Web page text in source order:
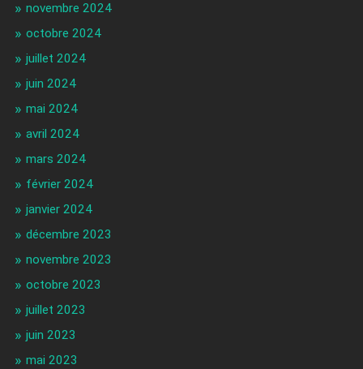
novembre 2024
octobre 2024
juillet 2024
juin 2024
mai 2024
avril 2024
mars 2024
février 2024
janvier 2024
décembre 2023
novembre 2023
octobre 2023
juillet 2023
juin 2023
mai 2023